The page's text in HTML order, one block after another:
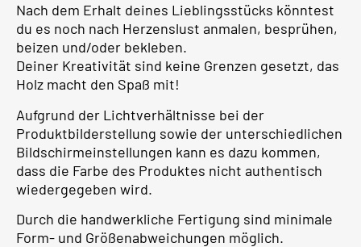
Nach dem Erhalt deines Lieblingsstücks könntest
du es noch nach Herzenslust anmalen, besprühen,
beizen und/oder bekleben.
Deiner Kreativität sind keine Grenzen gesetzt, das
Holz macht den Spaß mit!
Aufgrund der Lichtverhältnisse bei der
Produktbilderstellung sowie der unterschiedlichen
Bildschirmeinstellungen kann es dazu kommen,
dass die Farbe des Produktes nicht authentisch
wiedergegeben wird.
Durch die handwerkliche Fertigung sind minimale
Form- und Größenabweichungen möglich.